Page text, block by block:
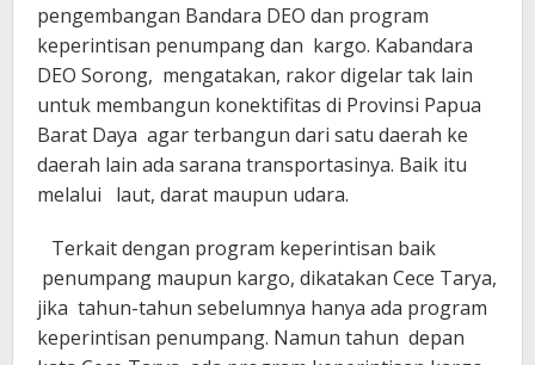
pengembangan Bandara DEO dan program
keperintisan penumpang dan kargo. Kabandara
DEO Sorong, mengatakan, rakor digelar tak lain
untuk membangun konektifitas di Provinsi Papua
Barat Daya agar terbangun dari satu daerah ke
daerah lain ada sarana transportasinya. Baik itu
melalui laut, darat maupun udara.
Terkait dengan program keperintisan baik
penumpang maupun kargo, dikatakan Cece Tarya,
jika tahun-tahun sebelumnya hanya ada program
keperintisan penumpang. Namun tahun depan